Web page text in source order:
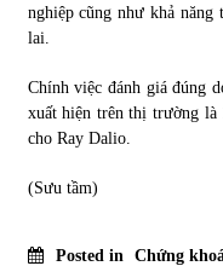
nghiệp cũng như khả năng
lai.
Chính việc đánh giá đúng
xuất hiện trên thị trường
cho Ray Dalio.
(Sưu tầm)
Posted in
Chứng